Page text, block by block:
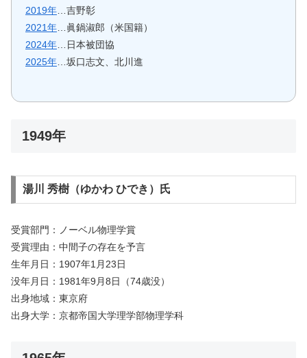
2019年 …吉野彰
2021年 …眞鍋淑郎（米国籍）
2024年 …日本被団協
2025年 …坂口志文、北川進
1949年
湯川 秀樹（ゆかわ ひでき）氏
受賞部門：ノーベル物理学賞
受賞理由：中間子の存在を予言
生年月日：1907年1月23日
没年月日：1981年9月8日（74歳没）
出身地域：東京府
出身大学：京都帝国大学理学部物理学科